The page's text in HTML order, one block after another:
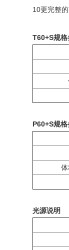
10更完整
T60+S规
P60+S规
光源说明